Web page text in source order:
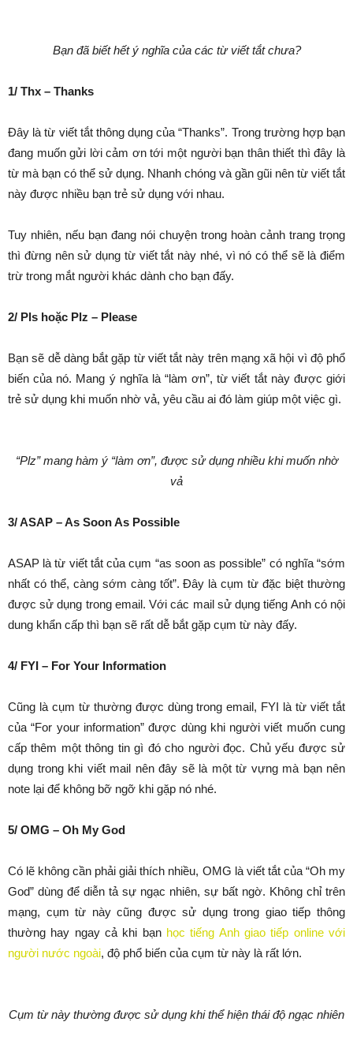
Bạn đã biết hết ý nghĩa của các từ viết tắt chưa?
1/ Thx – Thanks
Đây là từ viết tắt thông dụng của “Thanks”. Trong trường hợp bạn
đang muốn gửi lời cảm ơn tới một người bạn thân thiết thì đây là
từ mà bạn có thể sử dụng. Nhanh chóng và gần gũi nên từ viết tắt
này được nhiều bạn trẻ sử dụng với nhau.
Tuy nhiên, nếu bạn đang nói chuyện trong hoàn cảnh trang trọng
thì đừng nên sử dụng từ viết tắt này nhé, vì nó có thể sẽ là điểm
trừ trong mắt người khác dành cho bạn đấy.
2/ Pls hoặc Plz – Please
Bạn sẽ dễ dàng bắt gặp từ viết tắt này trên mạng xã hội vì độ phổ
biến của nó. Mang ý nghĩa là “làm ơn”, từ viết tắt này được giới
trẻ sử dụng khi muốn nhờ vả, yêu cầu ai đó làm giúp một việc gì.
“Plz” mang hàm ý “làm ơn”, được sử dụng nhiều khi muốn nhờ
vả
3/ ASAP – As Soon As Possible
ASAP là từ viết tắt của cụm “as soon as possible” có nghĩa “sớm
nhất có thể, càng sớm càng tốt”. Đây là cụm từ đặc biệt thường
được sử dụng trong email. Với các mail sử dụng tiếng Anh có nội
dung khẩn cấp thì bạn sẽ rất dễ bắt gặp cụm từ này đấy.
4/ FYI – For Your Information
Cũng là cụm từ thường được dùng trong email, FYI là từ viết tắt
của “For your information” được dùng khi người viết muốn cung
cấp thêm một thông tin gì đó cho người đọc. Chủ yếu được sử
dụng trong khi viết mail nên đây sẽ là một từ vựng mà bạn nên
note lại để không bỡ ngỡ khi gặp nó nhé.
5/ OMG – Oh My God
Có lẽ không cần phải giải thích nhiều, OMG là viết tắt của “Oh my
God” dùng để diễn tả sự ngạc nhiên, sự bất ngờ. Không chỉ trên
mạng, cụm từ này cũng được sử dụng trong giao tiếp thông
thường hay ngay cả khi bạn học tiếng Anh giao tiếp online với
người nước ngoài, độ phổ biến của cụm từ này là rất lớn.
Cụm từ này thường được sử dụng khi thể hiện thái độ ngạc nhiên